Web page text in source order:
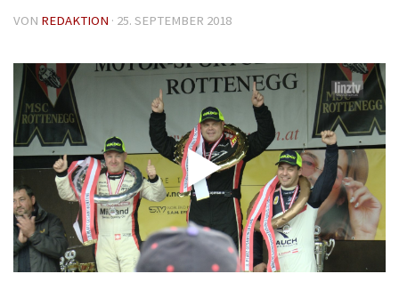
VON REDAKTION · 25. SEPTEMBER 2018